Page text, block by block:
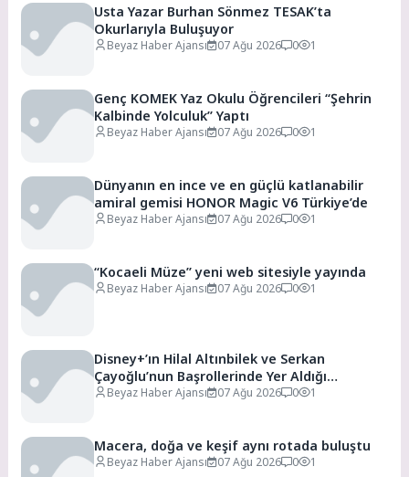
Usta Yazar Burhan Sönmez TESAK’ta
Okurlarıyla Buluşuyor
Beyaz Haber Ajansı 07 Ağu 2026 0 1
Genç KOMEK Yaz Okulu Öğrencileri “Şehrin
Kalbinde Yolculuk” Yaptı
Beyaz Haber Ajansı 07 Ağu 2026 0 1
Dünyanın en ince ve en güçlü katlanabilir
amiral gemisi HONOR Magic V6 Türkiye’de
Beyaz Haber Ajansı 07 Ağu 2026 0 1
“Kocaeli Müze” yeni web sitesiyle yayında
Beyaz Haber Ajansı 07 Ağu 2026 0 1
Disney+’ın Hilal Altınbilek ve Serkan
Çayoğlu’nun Başrollerinde Yer Aldığı
“Öngörü” Filminin Teaser Afişleri ve Merak
Beyaz Haber Ajansı 07 Ağu 2026 0 1
Macera, doğa ve keşif aynı rotada buluştu
Beyaz Haber Ajansı 07 Ağu 2026 0 1